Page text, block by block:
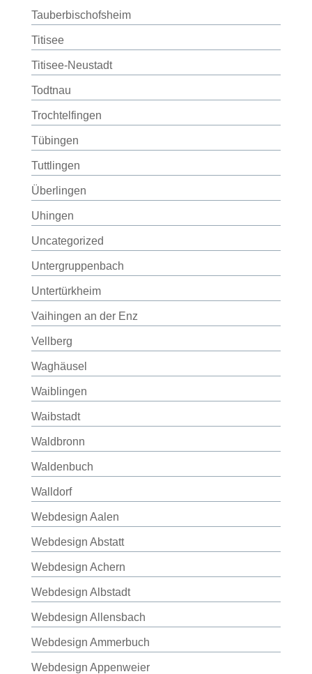
Tauberbischofsheim
Titisee
Titisee-Neustadt
Todtnau
Trochtelfingen
Tübingen
Tuttlingen
Überlingen
Uhingen
Uncategorized
Untergruppenbach
Untertürkheim
Vaihingen an der Enz
Vellberg
Waghäusel
Waiblingen
Waibstadt
Waldbronn
Waldenbuch
Walldorf
Webdesign Aalen
Webdesign Abstatt
Webdesign Achern
Webdesign Albstadt
Webdesign Allensbach
Webdesign Ammerbuch
Webdesign Appenweier